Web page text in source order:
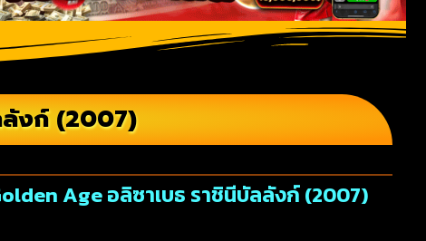
ลังก์ (2007)
Age อลิซาเบธ ราชินีบัลลังก์ (2007)